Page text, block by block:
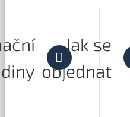
Jak se
objednat